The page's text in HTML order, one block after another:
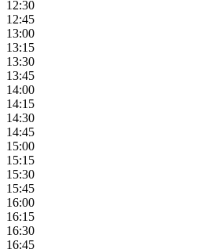
12:30
12:45
13:00
13:15
13:30
13:45
14:00
14:15
14:30
14:45
15:00
15:15
15:30
15:45
16:00
16:15
16:30
16:45